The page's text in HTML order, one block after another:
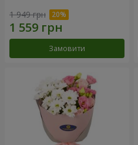
1 949 грн
Замовити